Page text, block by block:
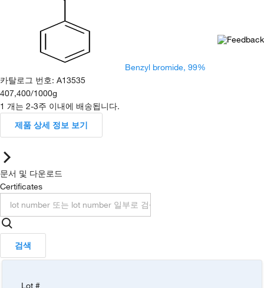
Benzyl bromide, 99%
카탈로그 번호: A13535
407,400/1000g
1 개는 2-3주 이내에 배송됩니다.
제품 상세 정보 보기
문서 및 다운로드
Certificates
검색
Lot #